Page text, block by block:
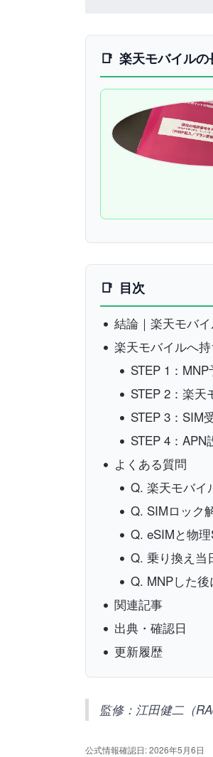
楽天モバイルの
目次
結論｜楽天モバ
楽天モバイルへ
STEP 1：
STEP 2：楽天
STEP 3：SIM
STEP 4：APN
よくある質問
Q. 楽天モバイ
Q. SIMロック
Q. eSIMと物
Q. 乗り換え当
Q. MNPした
関連記事
出典・確認日
更新履歴
監修：江田健二（
公式情報確認日: 2026年5月6日